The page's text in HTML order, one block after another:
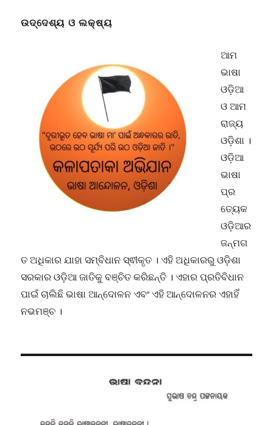
ଉଦ୍ଦେଶ୍ୟ ଓ ଲକ୍ଷ୍ୟ
ଆମ
ଭାଷା
ଓଡ଼ିଆ
ଓ ଆମ
ରାଜ୍ୟ
ଓଡ଼ିଶା ।
ଓଡ଼ିଆ
ଭାଷା
ପ୍ର
ତ୍ୟେକ
ଓଡ଼ିଆର
ଜନ୍ମଗ
ତ ଅଧିକାର ଯାହା ସମ୍ବିଧାନ ସ୍ଵୀକୃତ । ଏହି ଅଧିକାରରୁ ଓଡ଼ିଶା
ସରକାର ଓଡ଼ିଆ ଜାତିକୁ ବଞ୍ଚିତ କରିଛନ୍ତି । ଏହାର ପ୍ରତିବିଧାନ
ପାଇଁ ଚାଲିଛି ଭାଷା ଆନ୍ଦୋଳନ ଏବଂ ଏହି ଆନ୍ଦୋଳନର ଏହାହିଁ
ନଭମଞ୍ଚ ।